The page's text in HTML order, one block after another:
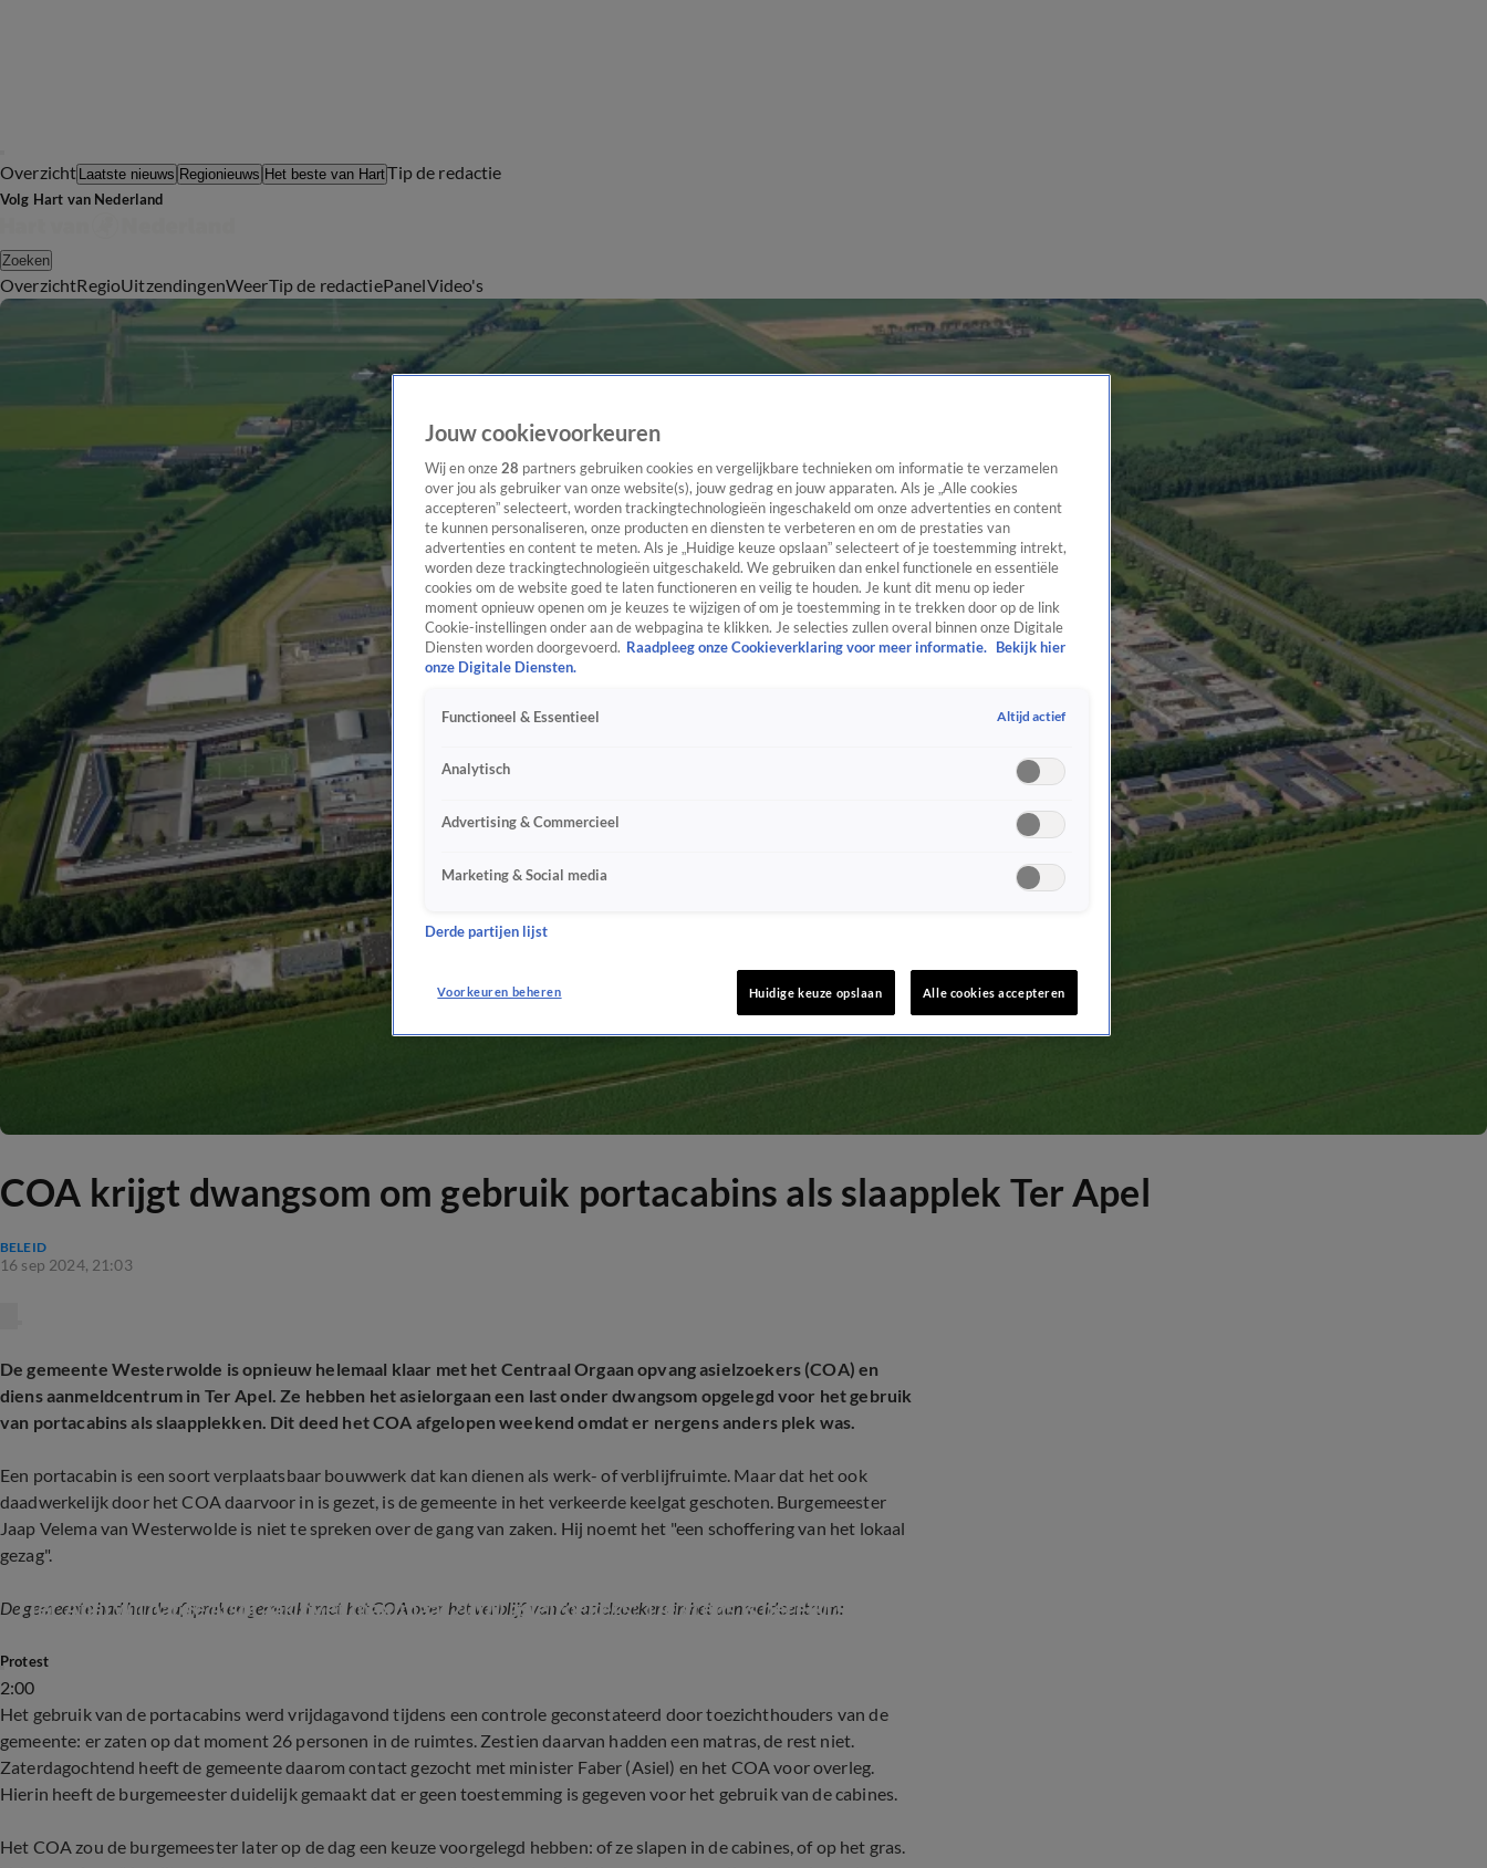
Overzicht Laatste nieuws Regionieuws Het beste van HartTip de redactie
Volg Hart van Nederland
Zoeken
OverzichtRegioUitzendingenWeerTip de redactiePanelVideo's
COA krijgt dwangsom om gebruik portacabins als slaapplek Ter Apel
BELEID
16 sep 2024, 21:03
De gemeente Westerwolde is opnieuw helemaal klaar met het Centraal Orgaan opvang asielzoekers (COA) en
diens aanmeldcentrum in Ter Apel. Ze hebben het asielorgaan een last onder dwangsom opgelegd voor het gebruik
van portacabins als slaapplekken. Dit deed het COA afgelopen weekend omdat er nergens anders plek was.
Een portacabin is een soort verplaatsbaar bouwwerk dat kan dienen als werk- of verblijfruimte. Maar dat het ook
daadwerkelijk door het COA daarvoor in is gezet, is de gemeente in het verkeerde keelgat geschoten. Burgemeester
Jaap Velema van Westerwolde is niet te spreken over de gang van zaken. Hij noemt het "een schoffering van het lokaal
gezag".
De gemeente had harde afspraken gemaakt met het COA over het verblijf van de asielzoekers in het aanmeldcentrum:
2:00
Ter Apel wil harde afspraak over maximaal 2000 asielzoekers: 'De grens is bereikt!'
Protest
Het gebruik van de portacabins werd vrijdagavond tijdens een controle geconstateerd door toezichthouders van de
gemeente: er zaten op dat moment 26 personen in de ruimtes. Zestien daarvan hadden een matras, de rest niet.
Zaterdagochtend heeft de gemeente daarom contact gezocht met minister Faber (Asiel) en het COA voor overleg.
Hierin heeft de burgemeester duidelijk gemaakt dat er geen toestemming is gegeven voor het gebruik van de cabines.
Het COA zou de burgemeester later op de dag een keuze voorgelegd hebben: of ze slapen in de cabines, of op het gras.
Jouw cookievoorkeuren
Wij en onze 28 partners gebruiken cookies en vergelijkbare technieken om informatie te verzamelen
over jou als gebruiker van onze website(s), jouw gedrag en jouw apparaten. Als je „Alle cookies
accepteren” selecteert, worden trackingtechnologieën ingeschakeld om onze advertenties en content
te kunnen personaliseren, onze producten en diensten te verbeteren en om de prestaties van
advertenties en content te meten. Als je „Huidige keuze opslaan” selecteert of je toestemming intrekt,
worden deze trackingtechnologieën uitgeschakeld. We gebruiken dan enkel functionele en essentiële
cookies om de website goed te laten functioneren en veilig te houden. Je kunt dit menu op ieder
moment opnieuw openen om je keuzes te wijzigen of om je toestemming in te trekken door op de link
Cookie-instellingen onder aan de webpagina te klikken. Je selecties zullen overal binnen onze Digitale
Diensten worden doorgevoerd. Raadpleeg onze Cookieverklaring voor meer informatie.
Bekijk hier
onze Digitale Diensten.
Functioneel & Essentieel Altijd actief
Analytisch
Advertising & Commercieel
Marketing & Social media
Derde partijen lijst
Voorkeuren beheren Huidige keuze opslaan Alle cookies accepteren